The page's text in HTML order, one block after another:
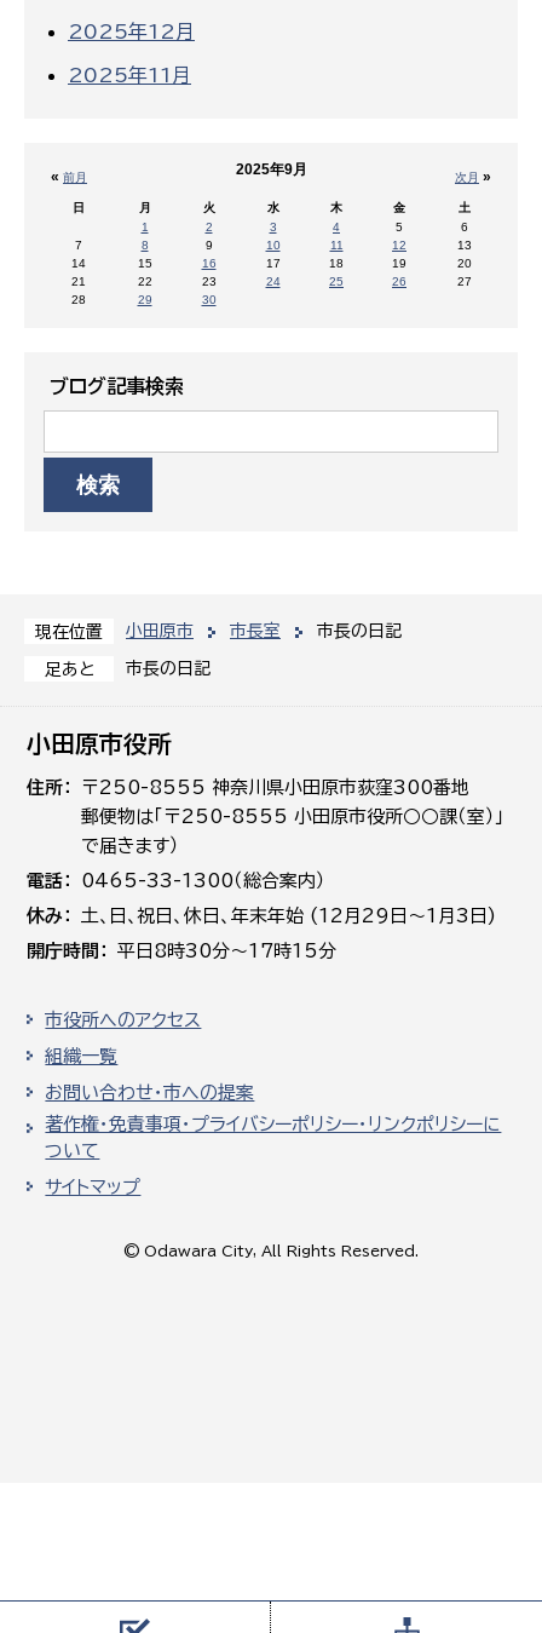
現在位置 小田原市 市長室 市長の日記
足あと 市長の日記
2025年12月
2025年11月
« 前月 次月 »
2025年9月
日 月 火 水 木 金
土
1
2 3 4 5
6
7
8 9 10 11 12
13
14
15 16 17 18 19
20
21
22 23 24 25 26
27
28
29 30
ブログ記事検索
小田原市役所
住所
〒250-8555 神奈川県小田原市荻窪300番地
郵便物は「〒250-8555 小田原市役所○○課（室）」
で届きます）
電話
0465-33-1300（総合案内）
休み
土､日､祝日、休日、年末年始 (12月29日～1月3日)
開庁時間
平日8時30分～17時15分
市役所へのアクセス
組織一覧
お問い合わせ・市への提案
著作権・免責事項・プライバシーポリシー・リンクポリシーに
ついて
サイトマップ
© Odawara City, All Rights Reserved.